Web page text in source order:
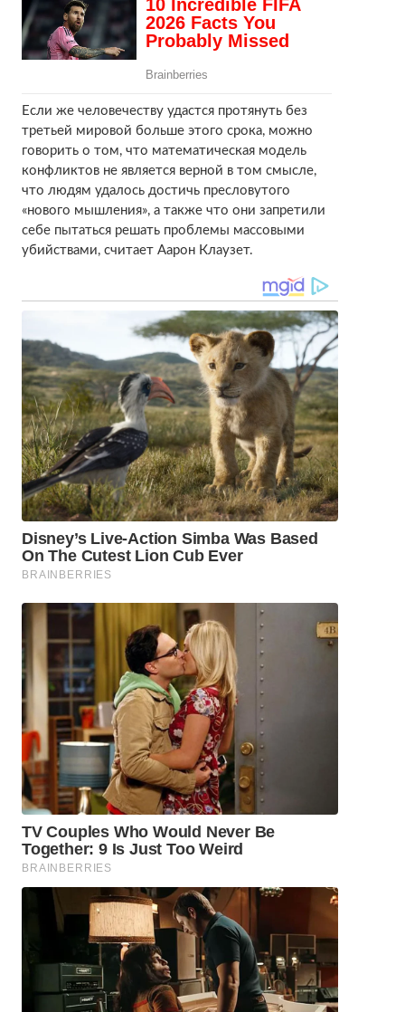
Если же человечеству удастся протянуть без
третьей мировой больше этого срока, можно
говорить о том, что математическая модель
конфликтов не является верной в том смысле,
что людям удалось достичь пресловутого
«нового мышления», а также что они запретили
себе пытаться решать проблемы массовыми
убийствами, считает Аарон Клаузет.